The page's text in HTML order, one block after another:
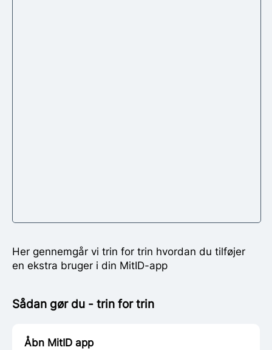
Her gennemgår vi trin for trin hvordan du tilføjer
en ekstra bruger i din MitID-app
Sådan gør du - trin for trin
Åbn MitID app